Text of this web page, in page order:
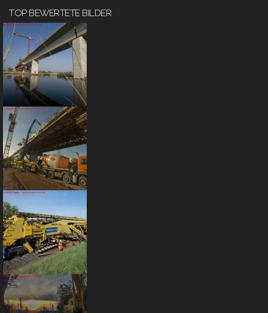
TOP BEWERTETE BILDER